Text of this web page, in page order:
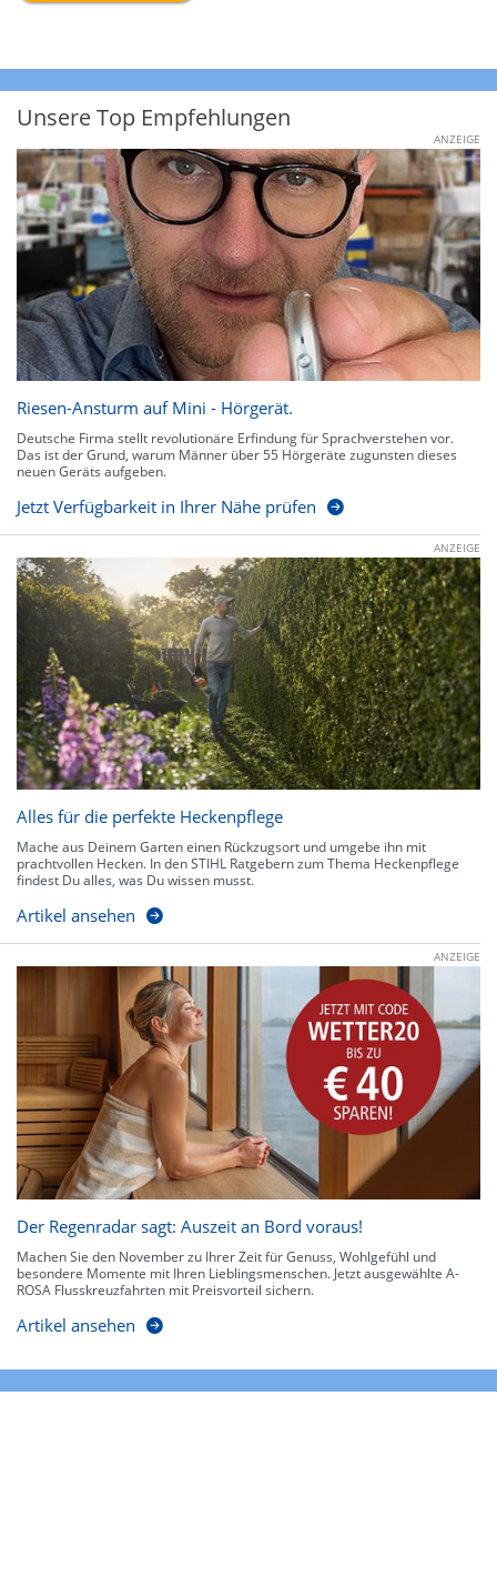
Unsere Top Empfehlungen
ANZEIGE
Riesen-Ansturm auf Mini - Hörgerät.
Deutsche Firma stellt revolutionäre Erfindung für Sprachverstehen vor.
Das ist der Grund, warum Männer über 55 Hörgeräte zugunsten dieses
neuen Geräts aufgeben.
Jetzt Verfügbarkeit in Ihrer Nähe prüfen
ANZEIGE
Alles für die perfekte Heckenpflege
Mache aus Deinem Garten einen Rückzugsort und umgebe ihn mit
prachtvollen Hecken. In den STIHL Ratgebern zum Thema Heckenpflege
findest Du alles, was Du wissen musst.
Artikel ansehen
ANZEIGE
Der Regenradar sagt: Auszeit an Bord voraus!
Machen Sie den November zu Ihrer Zeit für Genuss, Wohlgefühl und
besondere Momente mit Ihren Lieblingsmenschen. Jetzt ausgewählte A-
ROSA Flusskreuzfahrten mit Preisvorteil sichern.
Artikel ansehen